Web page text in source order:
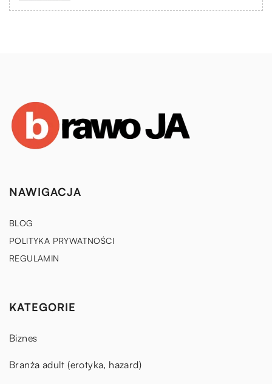
NAWIGACJA
BLOG
POLITYKA PRYWATNOŚCI
REGULAMIN
KATEGORIE
Biznes
Branża adult (erotyka, hazard)